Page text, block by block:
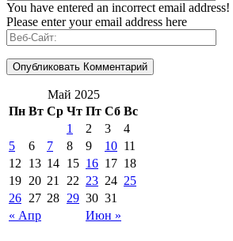
You have entered an incorrect email address!
Please enter your email address here
Май 2025
Пн Вт Ср Чт Пт Сб Вс
« Апр Июн »
1 2 3
4
5
6 7 8 9 10 11
12
13 14 15 16 17 18
19 20 21 22 23 24 25
26 27 28 29 30 31